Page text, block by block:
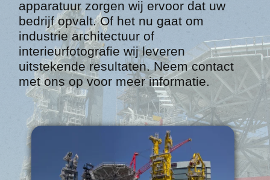
Bedrijfsreportages, interieur, exterieur,